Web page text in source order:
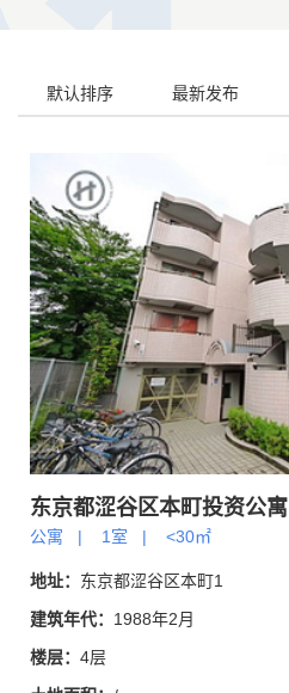
默认排序 最新发布
东京都涩谷区本町投资公寓
公寓 | 1室 | <30㎡
地址： 东京都涩谷区本町1
建筑年代： 1988年2月
楼层： 4层